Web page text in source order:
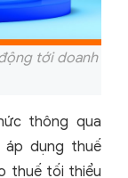
tới doanh
thông qua
áp dụng thuế
thuế tối thiểu